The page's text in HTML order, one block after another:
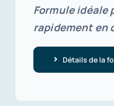
Formule idéale
rapidement en
Détails de la